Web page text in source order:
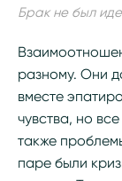
Брак не был
разному. Они
вместе
чувства, но
также
паре были